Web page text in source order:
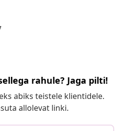
rahule? Jaga pilti!
abiks teistele klientidele.
allolevat linki.